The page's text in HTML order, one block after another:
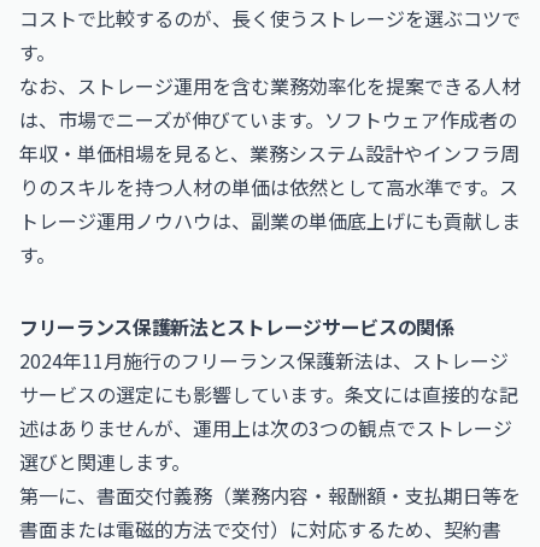
コストで比較するのが、長く使うストレージを選ぶコツで
す。
なお、ストレージ運用を含む業務効率化を提案できる人材
は、市場でニーズが伸びています。 ソフトウェア作成者の
年収・単価相場を見ると、業務システム設計やインフラ周
りのスキルを持つ人材の単価は依然として高水準です。ス
トレージ運用ノウハウは、副業の単価底上げにも貢献しま
す。
フリーランス保護新法とストレージサービスの関係
2024年11月施行のフリーランス保護新法は、ストレージ
サービスの選定にも影響しています。条文には直接的な記
述はありませんが、運用上は次の3つの観点でストレージ
選びと関連します。
第一に、書面交付義務（業務内容・報酬額・支払期日等を
書面または電磁的方法で交付）に対応するため、契約書